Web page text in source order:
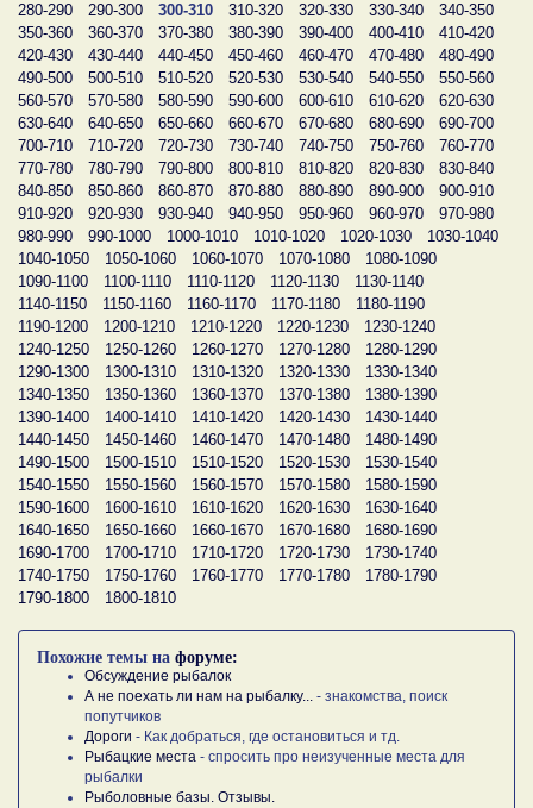
280-290
290-300 300-310 310-320 320-330 330-340
340-350
350-360
360-370 370-380 380-390 390-400 400-410
410-420
420-430
430-440 440-450 450-460 460-470 470-480
480-490
490-500
500-510 510-520 520-530 530-540 540-550
550-560
560-570
570-580 580-590 590-600 600-610 610-620
620-630
630-640
640-650 650-660 660-670 670-680 680-690
690-700
700-710
710-720 720-730 730-740 740-750 750-760
760-770
770-780
780-790 790-800 800-810 810-820 820-830
830-840
840-850
850-860 860-870 870-880 880-890 890-900
900-910
910-920
920-930 930-940 940-950 950-960 960-970
970-980
980-990
990-1000 1000-1010 1010-1020 1020-1030
1030-1040
1040-1050
1050-1060 1060-1070 1070-1080
1080-1090
1090-1100
1100-1110 1110-1120 1120-1130
1130-1140
1140-1150
1150-1160 1160-1170 1170-1180
1180-1190
1190-1200
1200-1210 1210-1220 1220-1230
1230-1240
1240-1250
1250-1260 1260-1270 1270-1280
1280-1290
1290-1300
1300-1310 1310-1320 1320-1330
1330-1340
1340-1350
1350-1360 1360-1370 1370-1380
1380-1390
1390-1400
1400-1410 1410-1420 1420-1430
1430-1440
1440-1450
1450-1460 1460-1470 1470-1480
1480-1490
1490-1500
1500-1510 1510-1520 1520-1530
1530-1540
1540-1550
1550-1560 1560-1570 1570-1580
1580-1590
1590-1600
1600-1610 1610-1620 1620-1630
1630-1640
1640-1650
1650-1660 1660-1670 1670-1680
1680-1690
1690-1700
1700-1710 1710-1720 1720-1730
1730-1740
1740-1750
1750-1760 1760-1770 1770-1780
1780-1790
1790-1800
1800-1810
Похожие темы на форуме:
Обсуждение рыбалок
А не поехать ли нам на рыбалку... - знакомства, поиск
попутчиков
Дороги - Как добраться, где остановиться и тд.
Рыбацкие места - спросить про неизученные места для
рыбалки
Рыболовные базы. Отзывы.